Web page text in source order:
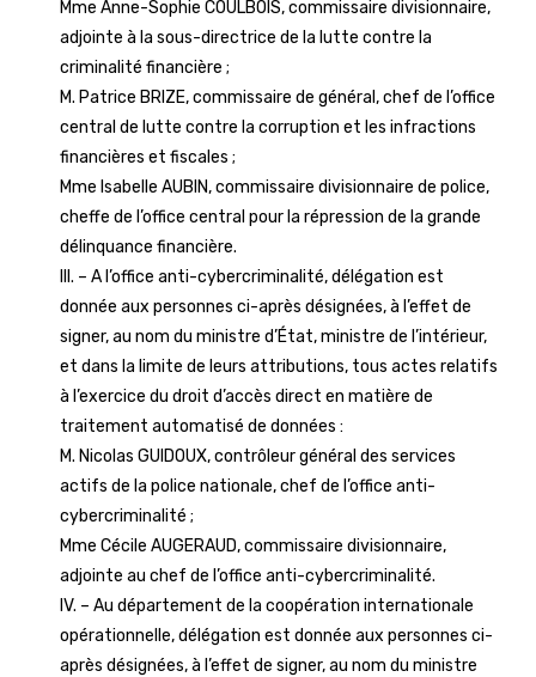
Mme Anne-Sophie COULBOIS, commissaire divisionnaire,
adjointe à la sous-directrice de la lutte contre la
criminalité financière ;
M. Patrice BRIZE, commissaire de général, chef de l’office
central de lutte contre la corruption et les infractions
financières et fiscales ;
Mme Isabelle AUBIN, commissaire divisionnaire de police,
cheffe de l’office central pour la répression de la grande
délinquance financière.
III. – A l’office anti-cybercriminalité, délégation est
donnée aux personnes ci-après désignées, à l’effet de
signer, au nom du ministre d’État, ministre de l’intérieur,
et dans la limite de leurs attributions, tous actes relatifs
à l’exercice du droit d’accès direct en matière de
traitement automatisé de données :
M. Nicolas GUIDOUX, contrôleur général des services
actifs de la police nationale, chef de l’office anti-
cybercriminalité ;
Mme Cécile AUGERAUD, commissaire divisionnaire,
adjointe au chef de l’office anti-cybercriminalité.
IV. – Au département de la coopération internationale
opérationnelle, délégation est donnée aux personnes ci-
après désignées, à l’effet de signer, au nom du ministre